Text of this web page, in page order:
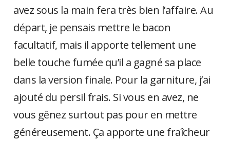
avez sous la main fera très bien l’affaire. Au
départ, je pensais mettre le bacon
facultatif, mais il apporte tellement une
belle touche fumée qu’il a gagné sa place
dans la version finale. Pour la garniture, j’ai
ajouté du persil frais. Si vous en avez, ne
vous gênez surtout pas pour en mettre
généreusement. Ça apporte une fraîcheur